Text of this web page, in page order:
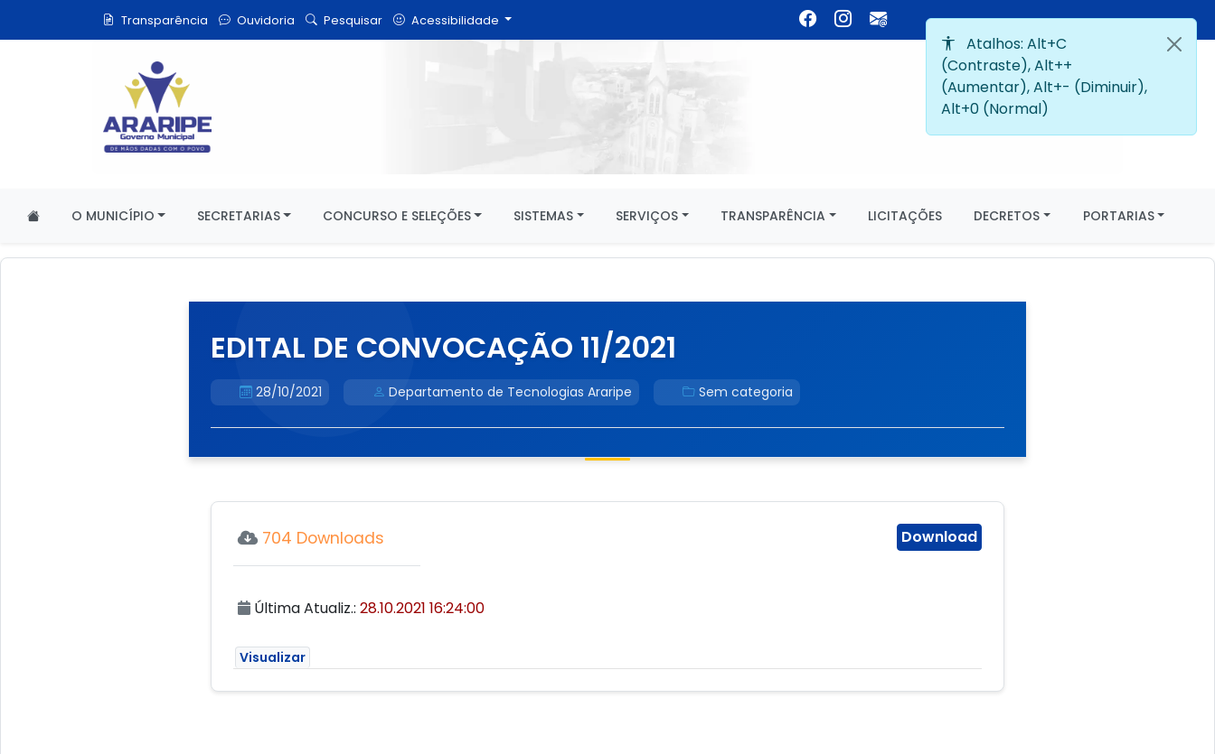
Transparência Ouvidoria Pesquisar Acessibilidade
O MUNICÍPIO SECRETARIAS CONCURSO E SELEÇÕES SISTEMAS SERVIÇOS TRANSPARÊNCIA LICITAÇÕES DECRETOS PORTARIAS
EDITAL DE CONVOCAÇÃO 11/2021
28/10/2021 Departamento de Tecnologias Araripe Sem categoria
Download
704 Downloads
Última Atualiz.: 28.10.2021 16:24:00
Visualizar